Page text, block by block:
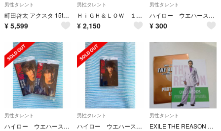
男性タレント
町田啓太 アクスタ 15th Anniversary BIGアクリルスタンドB
¥ 5,599
男性タレント
ＨｉＧＨ＆ＬＯＷ １０ＴＨ ＡＮＮＩＶＥＲＳＡＲＹ バラ売り可 ウエハース
¥ 2,150
男性タレント
ハイロー ウエハース AKIRA
¥ 300
男性タレント
ハイロー ウエハース TAKAHIRO
男性タレント
ハイロー ウエハース 町田啓太
男性タレント
EXILE THE REASON 2026フォトカードNESMITH